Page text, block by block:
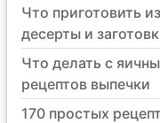
Что приготовить
десерты и
Что делать с
рецептов выпечки
170 простых